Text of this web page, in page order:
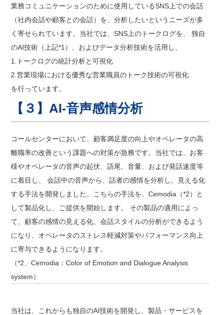
業務コミュニケーションのために使用しているSNS上での会話
（社内会話や顧客との会話）を、分析したいというニーズが多
く寄せられています。当社では、SNS上のトークログを、 独自
のAI技術（上記*1）、およびデータ分析技術を活用し、
1.トークログの統計分析と可視化
2.営業現場における優秀な営業職員のトーク技術の可視化
を行っています。
【３】AI-音声感情分析
コールセンターにおいて、顧客満足度の向上やオペレータの高
離職率の改善という課題への対策が急務です。当社では、お客
様やオペレータの音声の起伏、語尾、音量、および発話速度等
に着目し、 会話中の音声から、話者の感情を分析し、見える化
する手法を開発しました。こちらの手法を、Cemodia（*2）と
して製品化し、ご提供を開始します。 その製品の適用によっ
て、顧客の感情の見える化、会話スタイルの分析ができるよう
になり、オペレータのストレス軽減対策やパフォーマンス向上
に寄与できるようになります。
（*2、Cemodia：Color of Emotion and Dialogue Analysis
system）
当社は、これからも独自のAI技術を開発し、製品・サービスを